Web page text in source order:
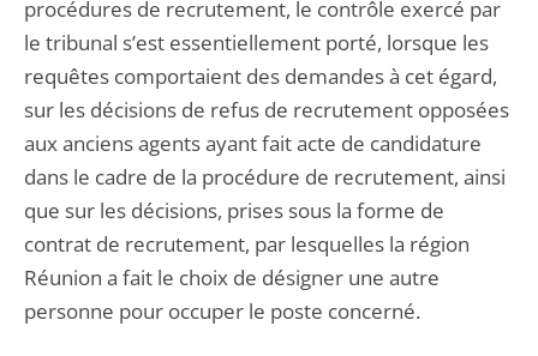
procédures de recrutement, le contrôle exercé par
le tribunal s’est essentiellement porté, lorsque les
requêtes comportaient des demandes à cet égard,
sur les décisions de refus de recrutement opposées
aux anciens agents ayant fait acte de candidature
dans le cadre de la procédure de recrutement, ainsi
que sur les décisions, prises sous la forme de
contrat de recrutement, par lesquelles la région
Réunion a fait le choix de désigner une autre
personne pour occuper le poste concerné.